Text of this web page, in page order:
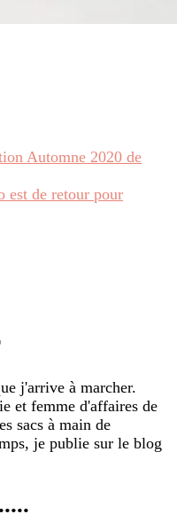
Automne 2020 de
est de retour pour
j'arrive à marcher.
et femme d'affaires de
sacs à main de
je publie sur le blog